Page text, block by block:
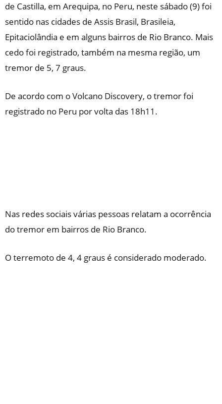
de Castilla, em Arequipa, no Peru, neste sábado (9) foi
sentido nas cidades de Assis Brasil, Brasileia,
Epitaciolândia e em alguns bairros de Rio Branco. Mais
cedo foi registrado, também na mesma região, um
tremor de 5, 7 graus.
De acordo com o Volcano Discovery, o tremor foi
registrado no Peru por volta das 18h11.
Nas redes sociais várias pessoas relatam a ocorrência
do tremor em bairros de Rio Branco.
O terremoto de 4, 4 graus é considerado moderado.